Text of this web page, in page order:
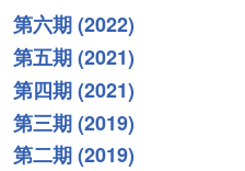
第六期 (2022)
第五期 (2021)
第四期 (2021)
第三期 (2019)
第二期 (2019)